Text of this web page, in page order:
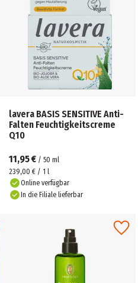
lavera BASIS SENSITIVE Anti-
Falten Feuchtigkeitscreme
Q10
11,95 € / 50 ml
239,00 € / 1 l
Online verfügbar
In die Filiale lieferbar